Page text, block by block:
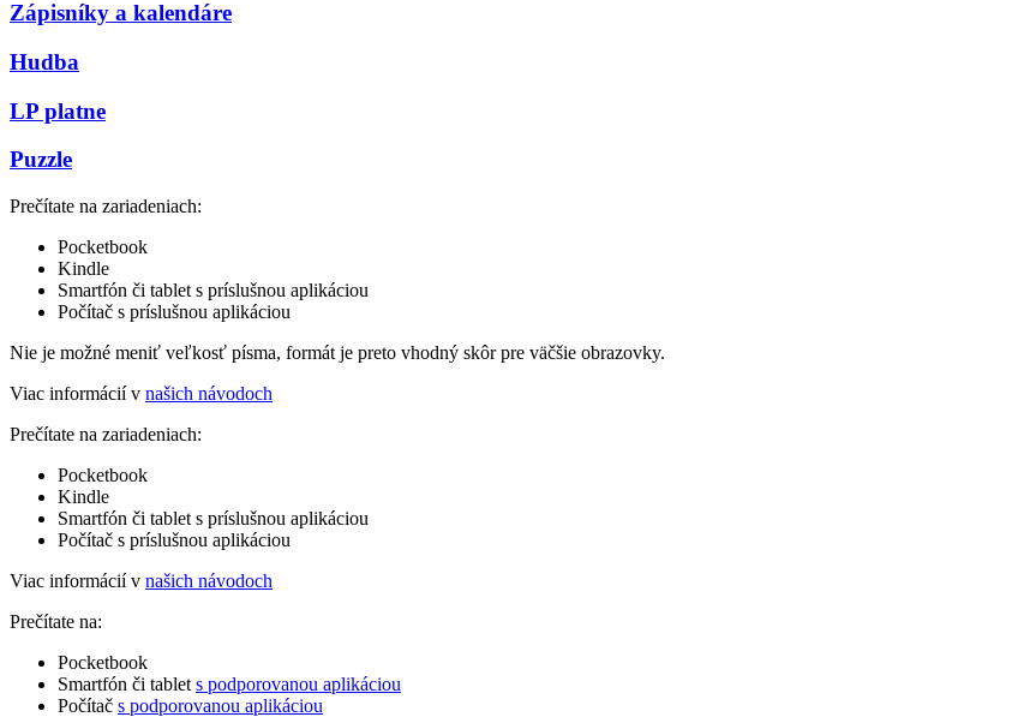
Zápisníky a kalendáre
Hudba
LP platne
Puzzle
Prečítate na zariadeniach:
Pocketbook
Kindle
Smartfón či tablet s príslušnou aplikáciou
Počítač s príslušnou aplikáciou
Nie je možné meniť veľkosť písma, formát je preto vhodný skôr pre väčšie obrazovky.
Viac informácií v našich návodoch
Prečítate na zariadeniach:
Pocketbook
Kindle
Smartfón či tablet s príslušnou aplikáciou
Počítač s príslušnou aplikáciou
Viac informácií v našich návodoch
Prečítate na:
Pocketbook
Smartfón či tablet s podporovanou aplikáciou
Počítač s podporovanou aplikáciou